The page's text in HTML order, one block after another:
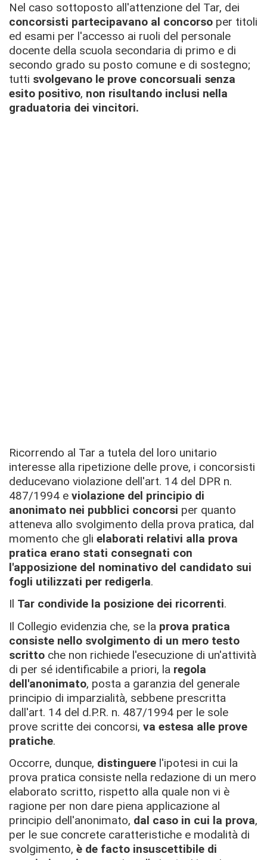
Nel caso sottoposto all'attenzione del Tar, dei
concorsisti partecipavano al concorso per titoli
ed esami per l'accesso ai ruoli del personale
docente della scuola secondaria di primo e di
secondo grado su posto comune e di sostegno;
tutti svolgevano le prove concorsuali senza
esito positivo, non risultando inclusi nella
graduatoria dei vincitori.
Ricorrendo al Tar a tutela del loro unitario
interesse alla ripetizione delle prove, i concorsisti
deducevano violazione dell'art. 14 del DPR n.
487/1994 e violazione del principio di
anonimato nei pubblici concorsi per quanto
atteneva allo svolgimento della prova pratica, dal
momento che gli elaborati relativi alla prova
pratica erano stati consegnati con
l'apposizione del nominativo del candidato sui
fogli utilizzati per redigerla.
Il Tar condivide la posizione dei ricorrenti.
Il Collegio evidenzia che, se la prova pratica
consiste nello svolgimento di un mero testo
scritto che non richiede l'esecuzione di un'attività
di per sé identificabile a priori, la regola
dell'anonimato, posta a garanzia del generale
principio di imparzialità, sebbene prescritta
dall'art. 14 del d.P.R. n. 487/1994 per le sole
prove scritte dei concorsi, va estesa alle prove
pratiche.
Occorre, dunque, distinguere l'ipotesi in cui la
prova pratica consiste nella redazione di un mero
elaborato scritto, rispetto alla quale non vi è
ragione per non dare piena applicazione al
principio dell'anonimato, dal caso in cui la prova,
per le sue concrete caratteristiche e modalità di
svolgimento, è de facto insuscettibile di